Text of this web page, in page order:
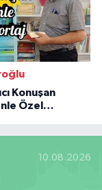
Konuşan
Özel
10.08.2026